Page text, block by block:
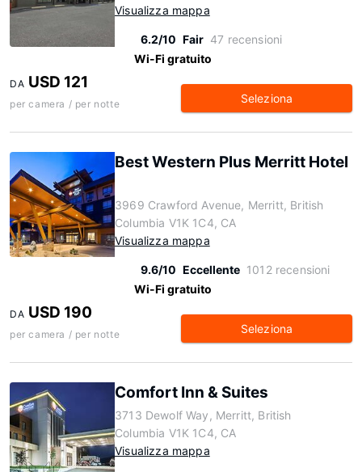
Visualizza mappa
6.2/10 Fair 47 recensioni
Wi-Fi gratuito
DA USD 121
per camera / per notte Seleziona
Best Western Plus Merritt Hotel
3969 Crawford Avenue, Merritt, British
Columbia V1K 1C4, CA
Visualizza mappa
9.6/10 Eccellente 1012 recensioni
Wi-Fi gratuito
DA USD 190
per camera / per notte Seleziona
Comfort Inn & Suites
3713 Dewolf Way, Merritt, British
Columbia V1K 1C4, CA
Visualizza mappa